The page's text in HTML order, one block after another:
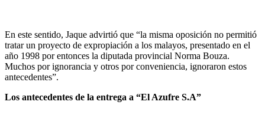
En este sentido, Jaque advirtió que “la misma oposición no permitió
tratar un proyecto de expropiación a los malayos, presentado en el
año 1998 por entonces la diputada provincial Norma Bouza.
Muchos por ignorancia y otros por conveniencia, ignoraron estos
antecedentes”.
Los antecedentes de la entrega a “El Azufre S.A”